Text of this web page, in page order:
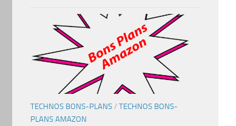
TECHNOS BONS-PLANS / TECHNOS BONS-
PLANS AMAZON